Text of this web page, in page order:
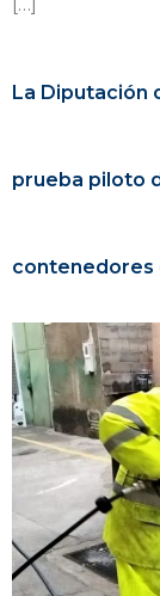
La Diputación
prueba piloto
contenedores